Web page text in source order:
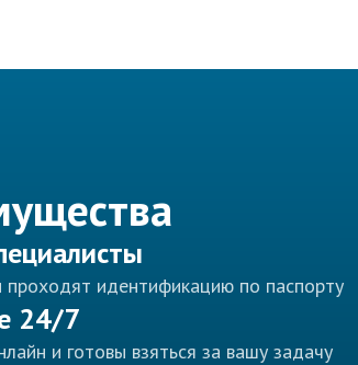
проходят идентификацию по паспорту
24/7
и готовы взяться за вашу задачу